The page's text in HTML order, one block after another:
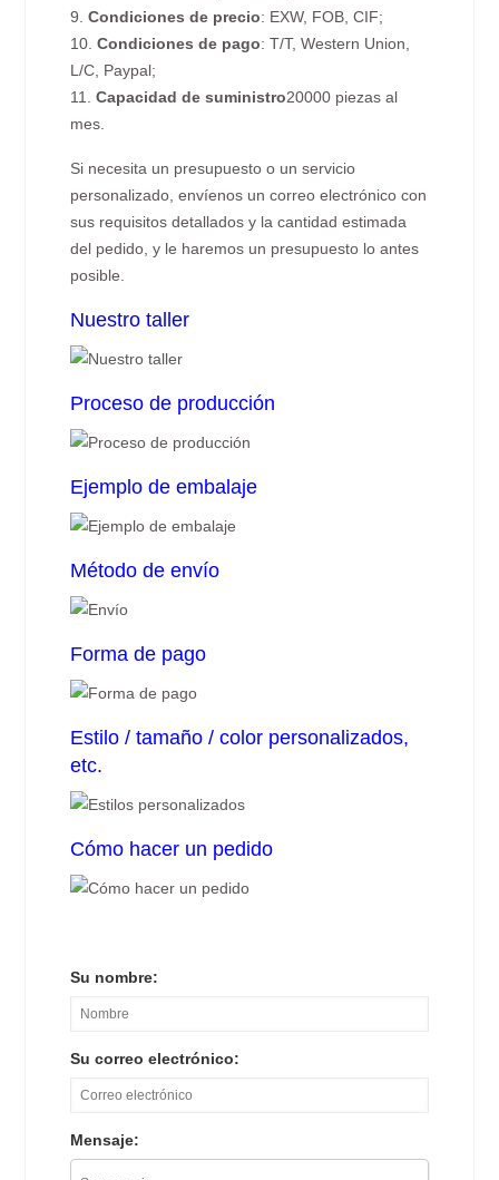
9.Condiciones de precio: EXW, FOB, CIF;
10.Condiciones de pago: T/T, Western Union,
L/C, Paypal;
11.Capacidad de suministro20000 piezas al
mes.
Si necesita un presupuesto o un servicio
personalizado, envíenos un correo electrónico con
sus requisitos detallados y la cantidad estimada
del pedido, y le haremos un presupuesto lo antes
posible.
Nuestro taller
Proceso de producción
Ejemplo de embalaje
Método de envío
Forma de pago
Estilo / tamaño / color personalizados,
etc.
Cómo hacer un pedido
Su nombre:
Su correo electrónico:
Mensaje: